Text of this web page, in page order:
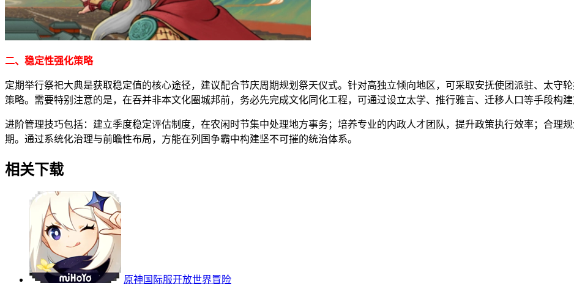
二、稳定性强化策略
定期举行祭祀大典是获取稳定值的核心途径，建议配合节庆周期规划祭天仪式。针对高独立倾向地区，可采取安抚使团派驻、太守
策略。需要特别注意的是，在吞并非本文化圈城邦前，务必先完成文化同化工程，可通过设立太学、推行雅言、迁移人口等手段构
进阶管理技巧包括：建立季度稳定评估制度，在农闲时节集中处理地方事务；培养专业的内政人才团队，提升政策执行效率；合理
期。通过系统化治理与前瞻性布局，方能在列国争霸中构建坚不可摧的统治体系。
相关下载
原神国际服开放世界冒险